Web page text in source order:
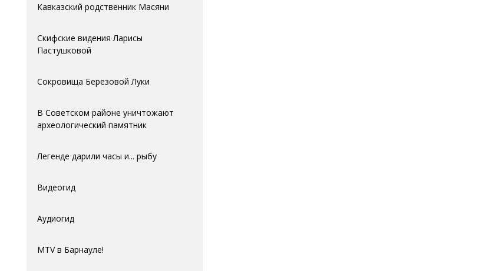
Кавказский родственник Масяни
Скифские видения Ларисы
Пастушковой
Сокровища Березовой Луки
В Советском районе уничтожают
археологический памятник
Легенде дарили часы и... рыбу
Видеогид
Аудиогид
MTV в Барнауле!